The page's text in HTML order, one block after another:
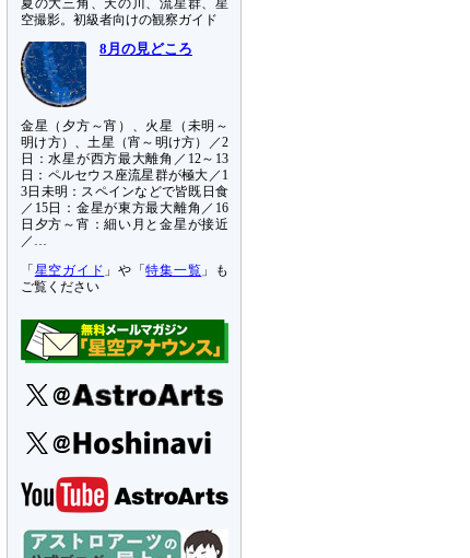
夏の大三角、天の川、流星群、星
空撮影。初級者向けの観察ガイド
8月の見どころ
金星（夕方～宵）、火星（未明～
明け方）、土星（宵～明け方）／2
日：水星が西方最大離角／12～13
日：ペルセウス座流星群が極大／1
3日未明：スペインなどで皆既日食
／15日：金星が東方最大離角／16
日夕方～宵：細い月と金星が接近
／…
「 星空ガイド 」や「特集一覧 」も
ご覧ください